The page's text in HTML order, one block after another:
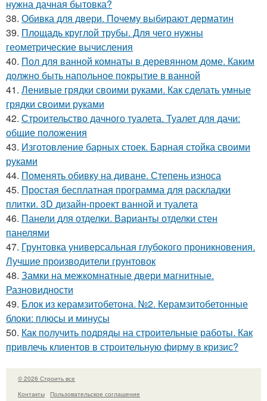
нужна дачная бытовка?
38. Обивка для двери. Почему выбирают дерматин
39. Площадь круглой трубы. Для чего нужны
геометрические вычисления
40. Пол для ванной комнаты в деревянном доме. Каким
должно быть напольное покрытие в ванной
41. Ленивые грядки своими руками. Как сделать умные
грядки своими руками
42. Строительство дачного туалета. Туалет для дачи:
общие положения
43. Изготовление барных стоек. Барная стойка своими
руками
44. Поменять обивку на диване. Степень износа
45. Простая бесплатная программа для раскладки
плитки. 3D дизайн-проект ванной и туалета
46. Панели для отделки. Варианты отделки стен
панелями
47. Грунтовка универсальная глубокого проникновения.
Лучшие производители грунтовок
48. Замки на межкомнатные двери магнитные.
Разновидности
49. Блок из керамзитобетона. №2. Керамзитобетонные
блоки: плюсы и минусы
50. Как получить подряды на строительные работы. Как
привлечь клиентов в строительную фирму в кризис?
© 2026 Строить все
Контакты
Пользовательское соглашение